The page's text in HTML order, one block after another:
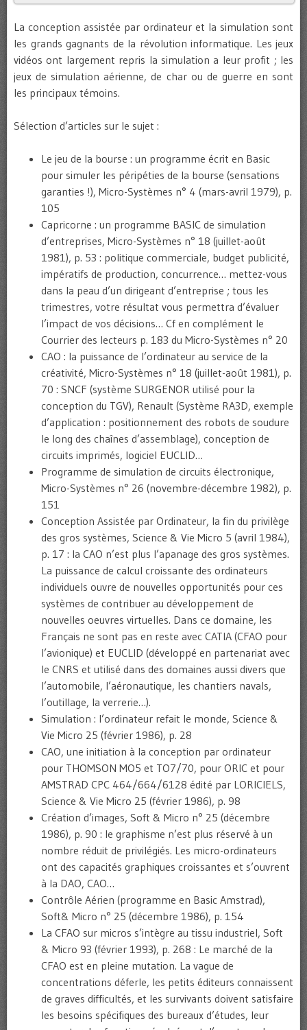
La conception assistée par ordinateur et la simulation sont
les grands gagnants de la révolution informatique. Les jeux
vidéos ont largement repris la simulation a leur profit ; les
jeux de simulation aérienne, de char ou de guerre en sont
les principaux témoins.
Sélection d’articles sur le sujet :
Le jeu de la bourse : un programme écrit en Basic
pour simuler les péripéties de la bourse (sensations
garanties !), Micro-Systèmes n° 4 (mars-avril 1979), p.
105
Capricorne : un programme BASIC de simulation
d’entreprises, Micro-Systèmes n° 18 (juillet-août
1981), p. 53 : politique commerciale, budget publicité,
impératifs de production, concurrence… mettez-vous
dans la peau d’un dirigeant d’entreprise ; tous les
trimestres, votre résultat vous permettra d’évaluer
l’impact de vos décisions… Cf en complément le
Courrier des lecteurs p. 183 du Micro-Systèmes n° 20
CAO : la puissance de l’ordinateur au service de la
créativité, Micro-Systèmes n° 18 (juillet-août 1981), p.
70 : SNCF (système SURGENOR utilisé pour la
conception du TGV), Renault (Système RA3D, exemple
d’application : positionnement des robots de soudure
le long des chaînes d’assemblage), conception de
circuits imprimés, logiciel EUCLID…
Programme de simulation de circuits électronique,
Micro-Systèmes n° 26 (novembre-décembre 1982), p.
151
Conception Assistée par Ordinateur, la fin du privilège
des gros systèmes, Science & Vie Micro 5 (avril 1984),
p. 17 : la CAO n’est plus l’apanage des gros systèmes.
La puissance de calcul croissante des ordinateurs
individuels ouvre de nouvelles opportunités pour ces
systèmes de contribuer au développement de
nouvelles oeuvres virtuelles. Dans ce domaine, les
Français ne sont pas en reste avec CATIA (CFAO pour
l’avionique) et EUCLID (développé en partenariat avec
le CNRS et utilisé dans des domaines aussi divers que
l’automobile, l’aéronautique, les chantiers navals,
l’outillage, la verrerie…).
Simulation : l’ordinateur refait le monde, Science &
Vie Micro 25 (février 1986), p. 28
CAO, une initiation à la conception par ordinateur
pour THOMSON MO5 et TO7/70, pour ORIC et pour
AMSTRAD CPC 464/664/6128 édité par LORICIELS,
Science & Vie Micro 25 (février 1986), p. 98
Création d’images, Soft & Micro n° 25 (décembre
1986), p. 90 : le graphisme n’est plus réservé à un
nombre réduit de privilégiés. Les micro-ordinateurs
ont des capacités graphiques croissantes et s’ouvrent
à la DAO, CAO…
Contrôle Aérien (programme en Basic Amstrad),
Soft& Micro n° 25 (décembre 1986), p. 154
La CFAO sur micros s’intègre au tissu industriel, Soft
& Micro 93 (février 1993), p. 268 : Le marché de la
CFAO est en pleine mutation. La vague de
concentrations déferle, les petits éditeurs connaissent
de graves difficultés, et les survivants doivent satisfaire
les besoins spécifiques des bureaux d’études, leur